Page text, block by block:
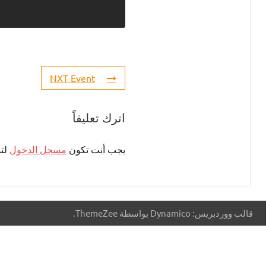
NXT Event
اترك تعليقاً
يجب أنت تكون مسجل الدخول
قالب ووردبريس: Dynamico بواسطة ThemeZee.